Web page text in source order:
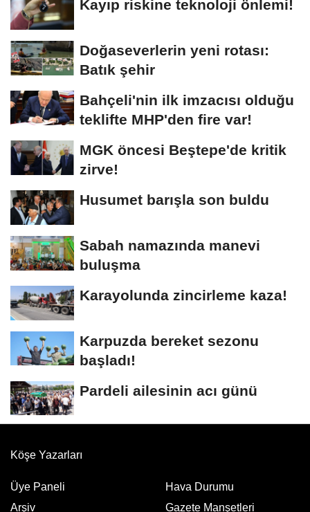
Kayıp riskine teknoloji önlemi!
Doğaseverlerin yeni rotası:
Batık şehir
Bahçeli'nin ilk imzacısı olduğu
teklifte MHP'den fire var!
MGK öncesi Beştepe'de kritik
zirve!
Husumet barışla son buldu
Sabah namazında manevi
buluşma
Karayolunda zincirleme kaza!
Karpuzda bereket sezonu
başladı!
Pardeli ailesinin acı günü
Köşe Yazarları
Üye Paneli
Arşiv
Hava Durumu
Gazete Manşetleri